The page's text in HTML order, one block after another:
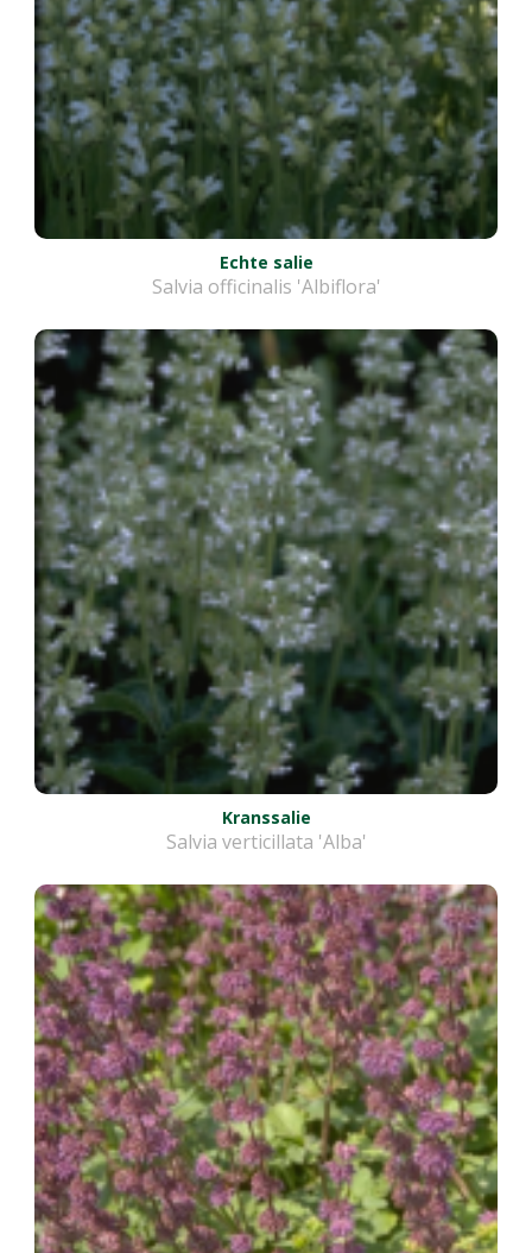
Echte salie
Salvia officinalis 'Albiflora'
Kranssalie
Salvia verticillata 'Alba'